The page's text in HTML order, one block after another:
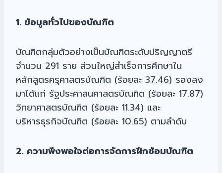
1. ข้อมูลทั่วไปของบัณฑิต
บัณฑิตกลุ่มตัวอย่างเป็นบัณฑิตระดับปริญญาตรี
จำนวน 291 ราย ส่วนใหญ่สำเร็จการศึกษาใน
หลักสูตรครุศาสตรบัณฑิต (ร้อยละ 37.46) รองลง
มาได้แก่ รัฐประศาสนศาสตรบัณฑิต (ร้อยละ 17.87)
วิทยาศาสตรบัณฑิต (ร้อยละ 11.34) และ
บริหารธุรกิจบัณฑิต (ร้อยละ 10.65) ตามลำดับ
2. ความพึงพอใจต่อการจัดการฝึกซ้อมบัณฑิต